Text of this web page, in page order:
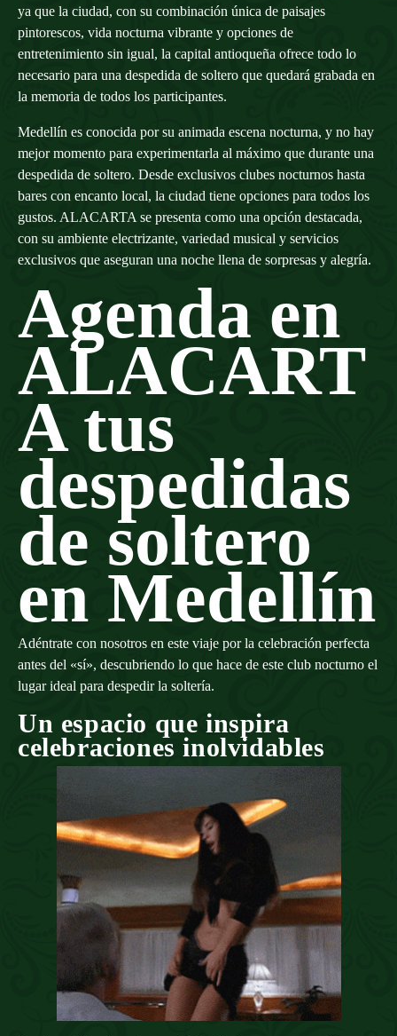
ya que la ciudad, con su combinación única de paisajes
pintorescos, vida nocturna vibrante y opciones de
entretenimiento sin igual, la capital antioqueña ofrece todo lo
necesario para una despedida de soltero que quedará grabada en
la memoria de todos los participantes.
Medellín es conocida por su animada escena nocturna, y no hay
mejor momento para experimentarla al máximo que durante una
despedida de soltero. Desde exclusivos clubes nocturnos hasta
bares con encanto local, la ciudad tiene opciones para todos los
gustos. ALACARTA se presenta como una opción destacada,
con su ambiente electrizante, variedad musical y servicios
exclusivos que aseguran una noche llena de sorpresas y alegría.
Agenda en
ALACART
A tus
despedidas
de soltero
en Medellín
Adéntrate con nosotros en este viaje por la celebración perfecta
antes del «sí», descubriendo lo que hace de este club nocturno el
lugar ideal para despedir la soltería.
Un espacio que inspira
celebraciones inolvidables